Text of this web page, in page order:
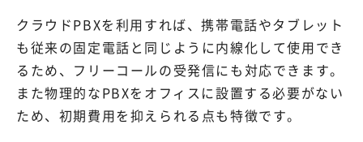
クラウドPBXを利用すれば、携帯電話やタブレット
も従来の固定電話と同じように内線化して使用でき
るため、フリーコールの受発信にも対応できます。
また物理的なPBXをオフィスに設置する必要がない
ため、初期費用を抑えられる点も特徴です。